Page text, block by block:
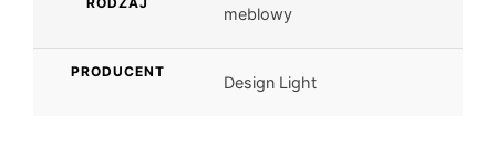
meblowy
PRODUCENT
Design Light